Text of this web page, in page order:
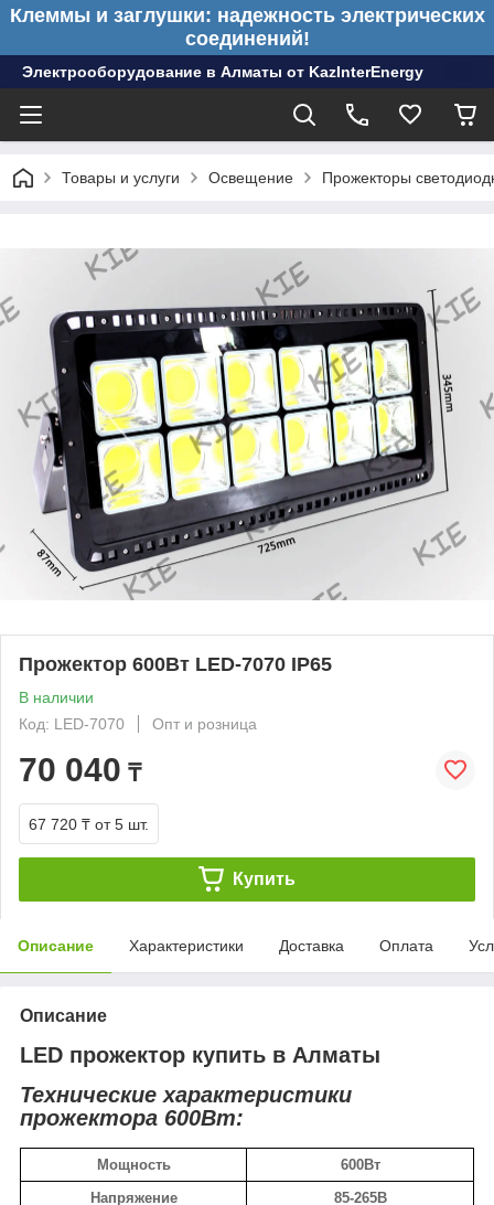
Клеммы и заглушки: надежность электрических
соединений!
Электрооборудование в Алматы от KazInterEnergy
Товары и услуги Освещение Прожекторы
Прожектор 600Вт LED-7070 IP65
В наличии
Код: LED-7070
Опт и розница
70 040 ₸
67 720 ₸ от 5 шт.
Купить
Описание Характеристики Доставка Оплата
Описание
LED прожектор купить в Алматы
Технические характеристики
прожектора 600Вт:
Мощность
600Вт
Напряжение
85-265В